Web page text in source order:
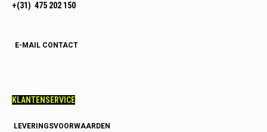
+(31) 475 202 150
E-MAIL CONTACT
KLANTENSERVICE
LEVERINGSVOORWAARDEN